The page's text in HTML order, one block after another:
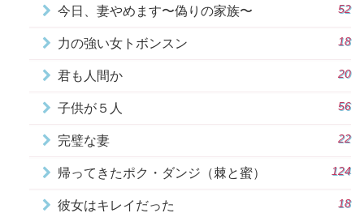
今日、妻やめます〜偽りの家族〜 52
力の強い女トボンスン 18
君も人間か 20
子供が５人 56
完璧な妻 22
帰ってきたポク・ダンジ（棘と蜜） 124
彼女はキレイだった 18